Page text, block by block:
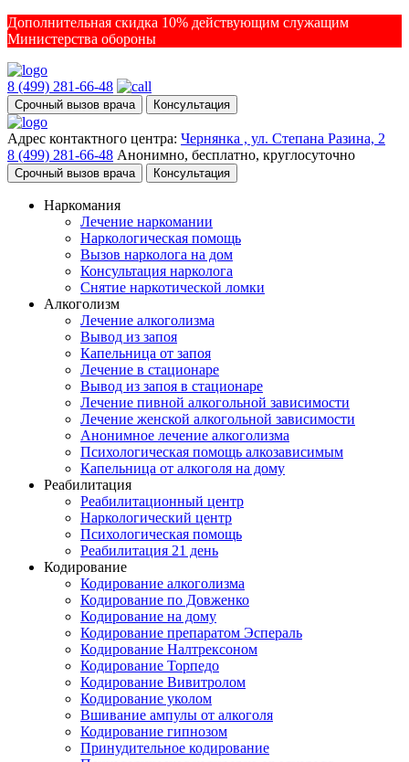
Дополнительная скидка 10% действующим служащим
Министерства обороны
8 (499) 281-66-48
Срочный вызов врача Консультация
Адрес контактного центра: Чернянка , ул. Степана Разина, 2
8 (499) 281-66-48 Анонимно, бесплатно, круглосуточно
Срочный вызов врача Консультация
Наркомания
Лечение наркомании
Наркологическая помощь
Вызов нарколога на дом
Консультация нарколога
Снятие наркотической ломки
Алкоголизм
Лечение алкоголизма
Вывод из запоя
Капельница от запоя
Лечение в стационаре
Вывод из запоя в стационаре
Лечение пивной алкогольной зависимости
Лечение женской алкогольной зависимости
Анонимное лечение алкоголизма
Психологическая помощь алкозависимым
Капельница от алкоголя на дому
Реабилитация
Реабилитационный центр
Наркологический центр
Психологическая помощь
Реабилитация 21 день
Кодирование
Кодирование алкоголизма
Кодирование по Довженко
Кодирование на дому
Кодирование препаратом Эспераль
Кодирование Налтрексоном
Кодирование Торпедо
Кодирование Вивитролом
Кодирование уколом
Вшивание ампулы от алкоголя
Кодирование гипнозом
Принудительное кодирование